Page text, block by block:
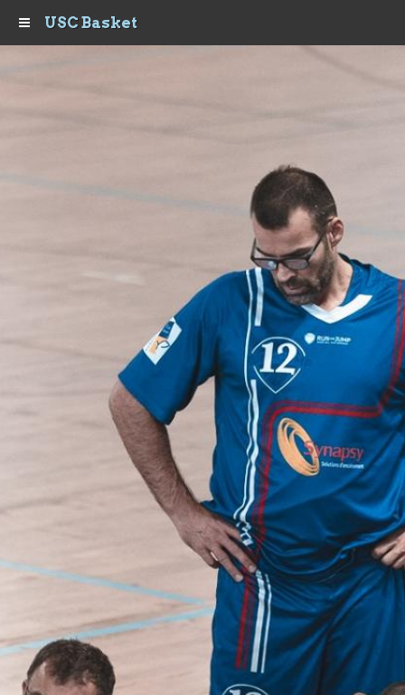
USC Basket